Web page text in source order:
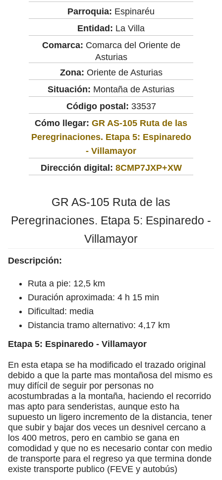
Parroquia: Espinaréu
Entidad: La Villa
Comarca: Comarca del Oriente de
Asturias
Zona: Oriente de Asturias
Situación: Montaña de Asturias
Código postal: 33537
Cómo llegar: GR AS-105 Ruta de las
Peregrinaciones. Etapa 5: Espinaredo
- Villamayor
Dirección digital: 8CMP7JXP+XW
GR AS-105 Ruta de las
Peregrinaciones. Etapa 5: Espinaredo -
Villamayor
Descripción:
Ruta a pie: 12,5 km
Duración aproximada: 4 h 15 min
Dificultad: media
Distancia tramo alternativo: 4,17 km
Etapa 5: Espinaredo - Villamayor
En esta etapa se ha modificado el trazado original
debido a que la parte mas montañosa del mismo es
muy difícil de seguir por personas no
acostumbradas a la montaña, haciendo el recorrido
mas apto para senderistas, aunque esto ha
supuesto un ligero incremento de la distancia, tener
que subir y bajar dos veces un desnivel cercano a
los 400 metros, pero en cambio se gana en
comodidad y que no es necesario contar con medio
de transporte para el regreso ya que termina donde
existe transporte publico (FEVE y autobús)